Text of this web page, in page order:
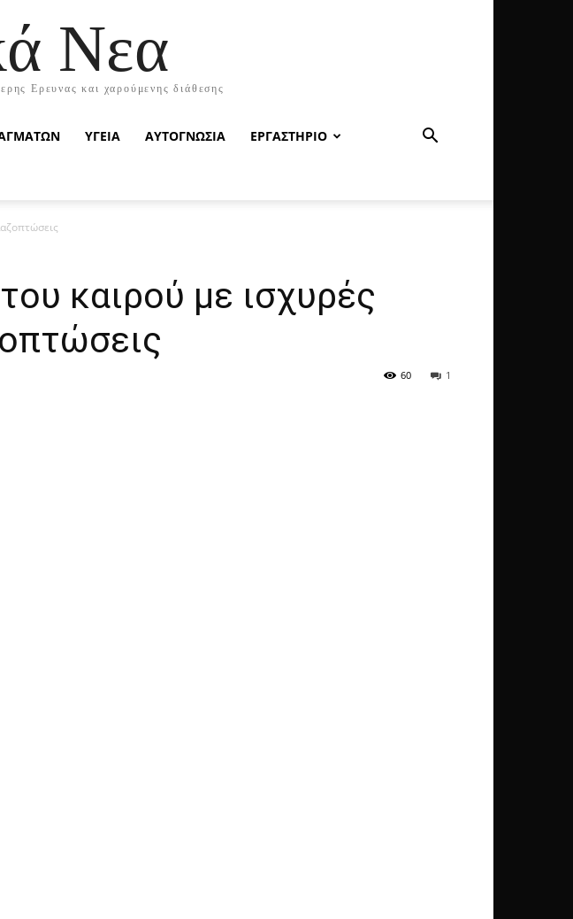
Νεα
Ερευνας και χαρούμενης διάθεσης
ΥΓΕΙΑ ΑΥΤΟΓΝΩΣΙΑ ΕΡΓΑΣΤΗΡΙΟ
καιρού με ισχυρές
1
60